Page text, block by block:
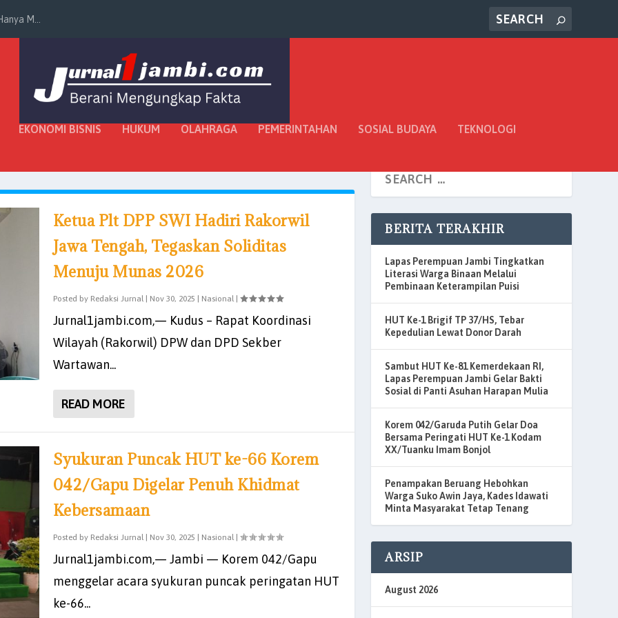
M...
EKONOMI BISNIS HUKUM OLAHRAGA PEMERINTAHAN SOSIAL BUDAYA TEKNOLOGI
Ketua Plt DPP SWI Hadiri Rakorwil
Jawa Tengah, Tegaskan Soliditas
Menuju Munas 2026
Posted by Redaksi Jurnal| Nov 30, 2025 Nasional|
Jurnal1jambi.com,— Kudus – Rapat Koordinasi
Wilayah (Rakorwil) DPW dan DPD Sekber
Wartawan...
READ MORE
Syukuran Puncak HUT ke-66 Korem
042/Gapu Digelar Penuh Khidmat
Kebersamaan
Posted by Redaksi Jurnal| Nov 30, 2025 Nasional|
Jurnal1jambi.com,— Jambi — Korem 042/Gapu
menggelar acara syukuran puncak peringatan HUT
ke-66...
BERITA TERAKHIR
Lapas Perempuan Jambi Tingkatkan
Literasi Warga Binaan Melalui
Pembinaan Keterampilan Puisi
HUT Ke-1 Brigif TP 37/HS, Tebar
Kepedulian Lewat Donor Darah
Sambut HUT Ke-81 Kemerdekaan RI,
Lapas Perempuan Jambi Gelar Bakti
Sosial di Panti Asuhan Harapan Mulia
Korem 042/Garuda Putih Gelar Doa
Bersama Peringati HUT Ke-1 Kodam
XX/Tuanku Imam Bonjol
Penampakan Beruang Hebohkan
Warga Suko Awin Jaya, Kades Idawati
Minta Masyarakat Tetap Tenang
ARSIP
August 2026